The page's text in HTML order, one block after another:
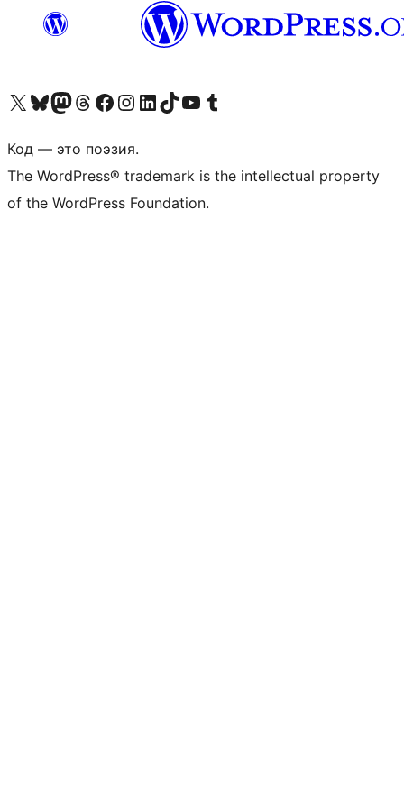
Посетите нас в X (ранее Twitter)
Посетите нашу учётную запись в Bluesky
Посетите нашу ленту в Mastodon
Посетите нашу учётную запись в Threads
Посетите нашу страницу на Facebook
Посетите наш Instagram
Посетите нашу страницу в LinkedIn
Посетите нашу учётную запись в TikTok
Посетите наш канал YouTube
Посетите нашу учётную запись в Tumblr
Код — это поэзия.
The WordPress® trademark is the intellectual property
of the WordPress Foundation.